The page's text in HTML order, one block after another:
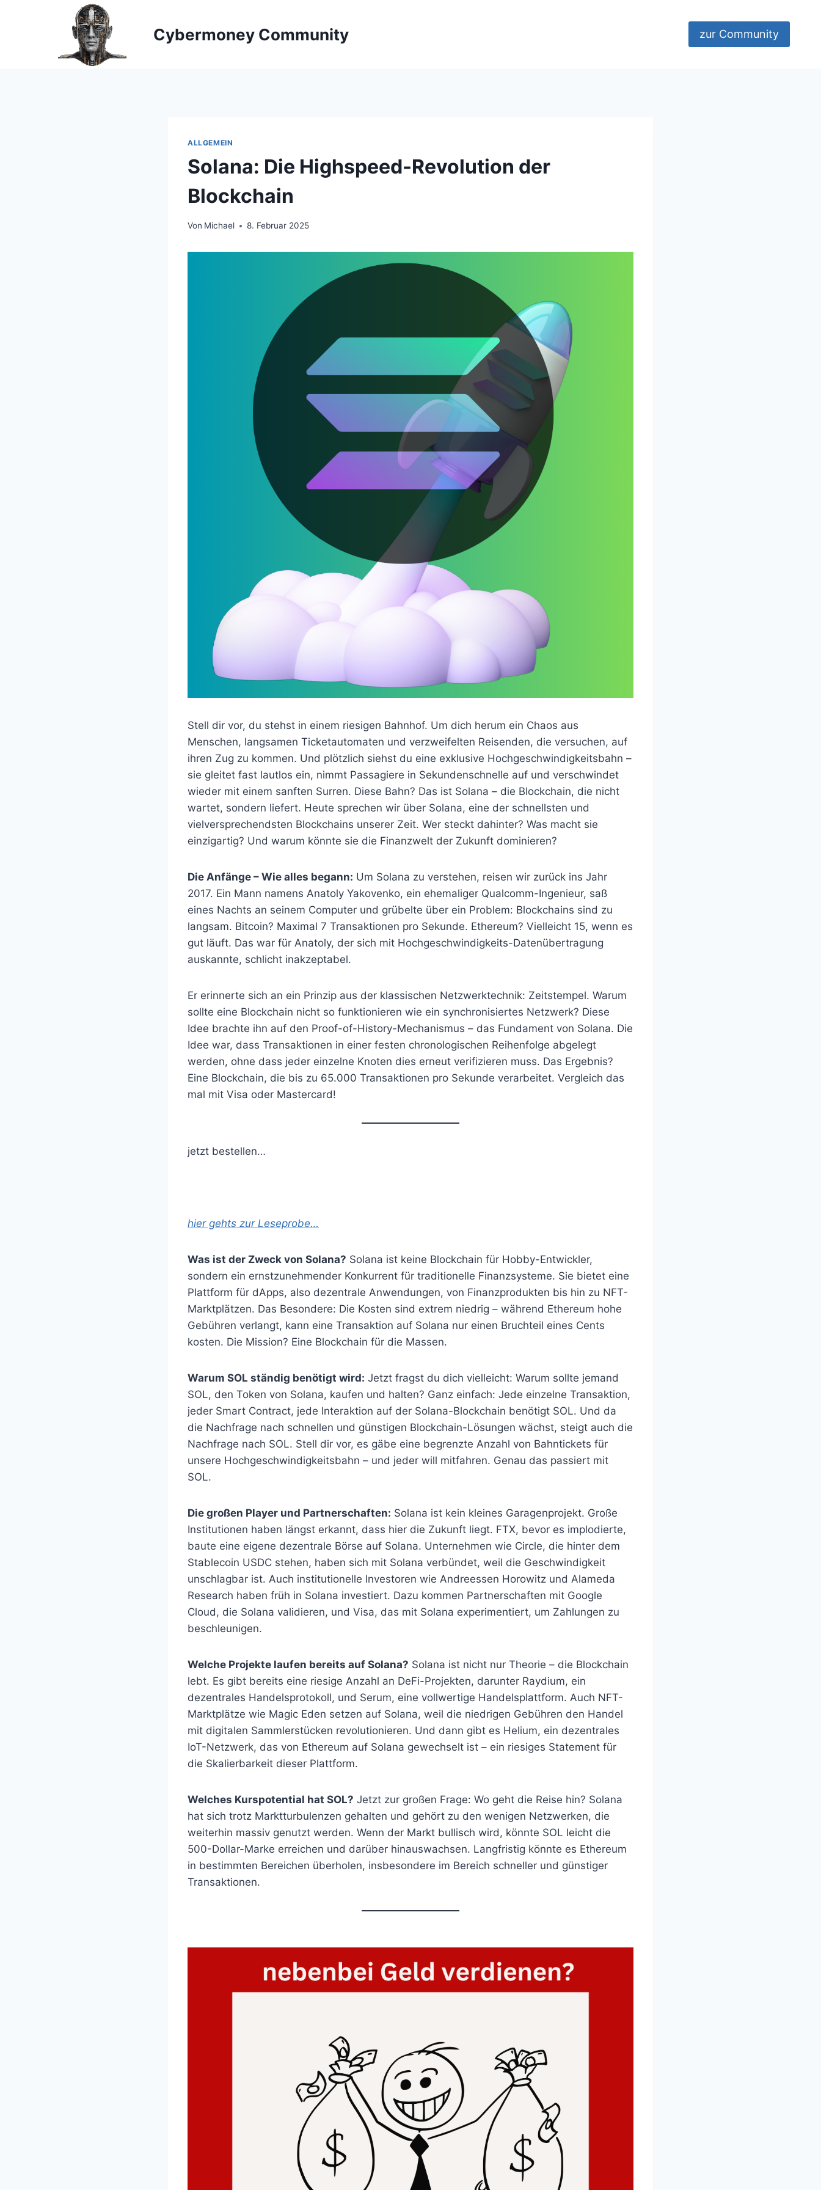
Cybermoney Community zur Community
ALLGEMEIN
Solana: Die Highspeed-Revolution der
Blockchain
Von Michael 8. Februar 2025
Stell dir vor, du stehst in einem riesigen Bahnhof. Um dich herum ein Chaos aus
Menschen, langsamen Ticketautomaten und verzweifelten Reisenden, die versuchen, auf
ihren Zug zu kommen. Und plötzlich siehst du eine exklusive Hochgeschwindigkeitsbahn –
sie gleitet fast lautlos ein, nimmt Passagiere in Sekundenschnelle auf und verschwindet
wieder mit einem sanften Surren. Diese Bahn? Das ist Solana – die Blockchain, die nicht
wartet, sondern liefert. Heute sprechen wir über Solana, eine der schnellsten und
vielversprechendsten Blockchains unserer Zeit. Wer steckt dahinter? Was macht sie
einzigartig? Und warum könnte sie die Finanzwelt der Zukunft dominieren?
Die Anfänge – Wie alles begann: Um Solana zu verstehen, reisen wir zurück ins Jahr
2017. Ein Mann namens Anatoly Yakovenko, ein ehemaliger Qualcomm-Ingenieur, saß
eines Nachts an seinem Computer und grübelte über ein Problem: Blockchains sind zu
langsam. Bitcoin? Maximal 7 Transaktionen pro Sekunde. Ethereum? Vielleicht 15, wenn es
gut läuft. Das war für Anatoly, der sich mit Hochgeschwindigkeits-Datenübertragung
auskannte, schlicht inakzeptabel.
Er erinnerte sich an ein Prinzip aus der klassischen Netzwerktechnik: Zeitstempel. Warum
sollte eine Blockchain nicht so funktionieren wie ein synchronisiertes Netzwerk? Diese
Idee brachte ihn auf den Proof-of-History-Mechanismus – das Fundament von Solana. Die
Idee war, dass Transaktionen in einer festen chronologischen Reihenfolge abgelegt
werden, ohne dass jeder einzelne Knoten dies erneut verifizieren muss. Das Ergebnis?
Eine Blockchain, die bis zu 65.000 Transaktionen pro Sekunde verarbeitet. Vergleich das
mal mit Visa oder Mastercard!
jetzt bestellen…
hier gehts zur Leseprobe…
Was ist der Zweck von Solana? Solana ist keine Blockchain für Hobby-Entwickler,
sondern ein ernstzunehmender Konkurrent für traditionelle Finanzsysteme. Sie bietet eine
Plattform für dApps, also dezentrale Anwendungen, von Finanzprodukten bis hin zu NFT-
Marktplätzen. Das Besondere: Die Kosten sind extrem niedrig – während Ethereum hohe
Gebühren verlangt, kann eine Transaktion auf Solana nur einen Bruchteil eines Cents
kosten. Die Mission? Eine Blockchain für die Massen.
Warum SOL ständig benötigt wird: Jetzt fragst du dich vielleicht: Warum sollte jemand
SOL, den Token von Solana, kaufen und halten? Ganz einfach: Jede einzelne Transaktion,
jeder Smart Contract, jede Interaktion auf der Solana-Blockchain benötigt SOL. Und da
die Nachfrage nach schnellen und günstigen Blockchain-Lösungen wächst, steigt auch die
Nachfrage nach SOL. Stell dir vor, es gäbe eine begrenzte Anzahl von Bahntickets für
unsere Hochgeschwindigkeitsbahn – und jeder will mitfahren. Genau das passiert mit
SOL.
Die großen Player und Partnerschaften: Solana ist kein kleines Garagenprojekt. Große
Institutionen haben längst erkannt, dass hier die Zukunft liegt. FTX, bevor es implodierte,
baute eine eigene dezentrale Börse auf Solana. Unternehmen wie Circle, die hinter dem
Stablecoin USDC stehen, haben sich mit Solana verbündet, weil die Geschwindigkeit
unschlagbar ist. Auch institutionelle Investoren wie Andreessen Horowitz und Alameda
Research haben früh in Solana investiert. Dazu kommen Partnerschaften mit Google
Cloud, die Solana validieren, und Visa, das mit Solana experimentiert, um Zahlungen zu
beschleunigen.
Welche Projekte laufen bereits auf Solana? Solana ist nicht nur Theorie – die Blockchain
lebt. Es gibt bereits eine riesige Anzahl an DeFi-Projekten, darunter Raydium, ein
dezentrales Handelsprotokoll, und Serum, eine vollwertige Handelsplattform. Auch NFT-
Marktplätze wie Magic Eden setzen auf Solana, weil die niedrigen Gebühren den Handel
mit digitalen Sammlerstücken revolutionieren. Und dann gibt es Helium, ein dezentrales
IoT-Netzwerk, das von Ethereum auf Solana gewechselt ist – ein riesiges Statement für
die Skalierbarkeit dieser Plattform.
Welches Kurspotential hat SOL? Jetzt zur großen Frage: Wo geht die Reise hin? Solana
hat sich trotz Marktturbulenzen gehalten und gehört zu den wenigen Netzwerken, die
weiterhin massiv genutzt werden. Wenn der Markt bullisch wird, könnte SOL leicht die
500-Dollar-Marke erreichen und darüber hinauswachsen. Langfristig könnte es Ethereum
in bestimmten Bereichen überholen, insbesondere im Bereich schneller und günstiger
Transaktionen.